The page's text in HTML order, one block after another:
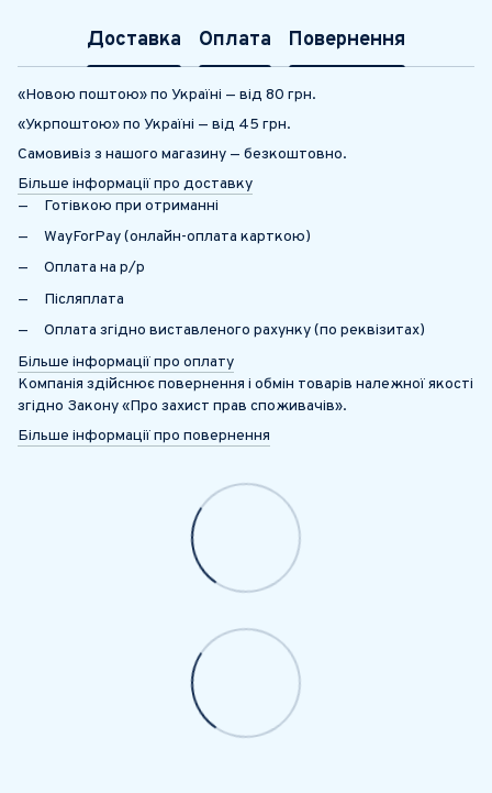
Доставка Оплата Повернення
«Новою поштою» по Україні — від 80 грн.
«Укрпоштою» по Україні — від 45 грн.
Самовивіз з нашого магазину — безкоштовно.
Більше інформації про доставку
Готівкою при отриманні
WayForPay (онлайн-оплата карткою)
Оплата на р/р
Післяплата
Оплата згідно виставленого рахунку (по реквізитах)
Більше інформації про оплату
Компанія здійснює повернення і обмін товарів належної якості
згідно Закону «Про захист прав споживачів».
Більше інформації про повернення